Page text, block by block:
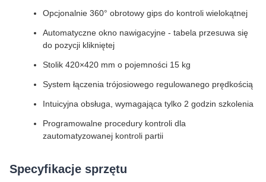
Opcjonalnie 360° obrotowy gips do kontroli wielokątnej
Automatyczne okno nawigacyjne - tabela przesuwa się
do pozycji klikniętej
Stolik 420×420 mm o pojemności 15 kg
System łączenia trójosiowego regulowanego prędkością
Intuicyjna obsługa, wymagająca tylko 2 godzin szkolenia
Programowalne procedury kontroli dla
zautomatyzowanej kontroli partii
Specyfikacje sprzętu